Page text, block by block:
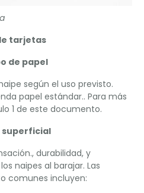
tarjetas
de papel
según el uso previsto.
papel estándar.. Para más
1 de este documento.
superficial
durabilidad, y
naipes al barajar. Las
comunes incluyen: